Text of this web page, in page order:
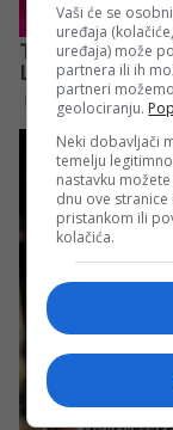
Vaši će se
uređaja
uređaja) može
partnera ili ih
partneri
geolociranju.
Neki dobavljači
temelju
nastavku
dnu ove
pristankom ili
kolačića.